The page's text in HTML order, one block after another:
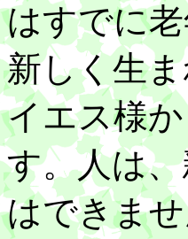
はすでに
新しく生
イエス様
す。人は
はできま